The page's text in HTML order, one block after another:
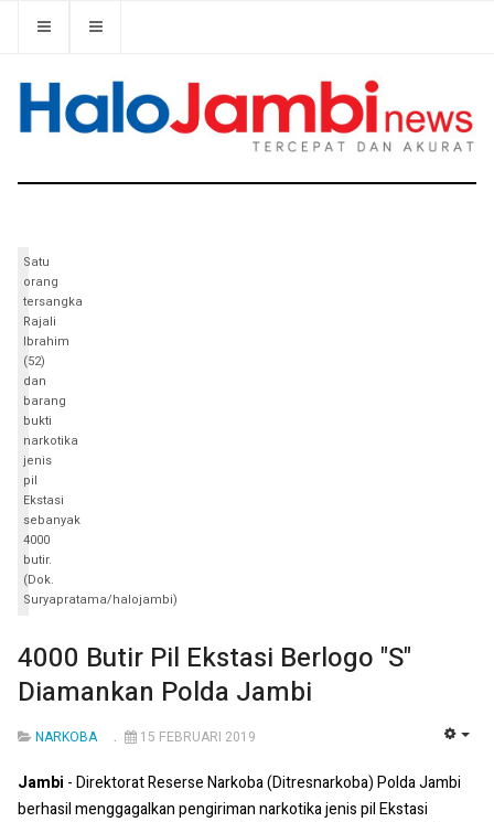
Satu
orang
tersangka
Rajali
Ibrahim
(52)
dan
barang
bukti
narkotika
jenis
pil
Ekstasi
sebanyak
4000
butir.
(Dok.
Suryapratama/halojambi)
4000 Butir Pil Ekstasi Berlogo "S"
Diamankan Polda Jambi
NARKOBA 15 FEBRUARI 2019
Jambi - Direktorat Reserse Narkoba (Ditresnarkoba) Polda Jambi
berhasil menggagalkan pengiriman narkotika jenis pil Ekstasi